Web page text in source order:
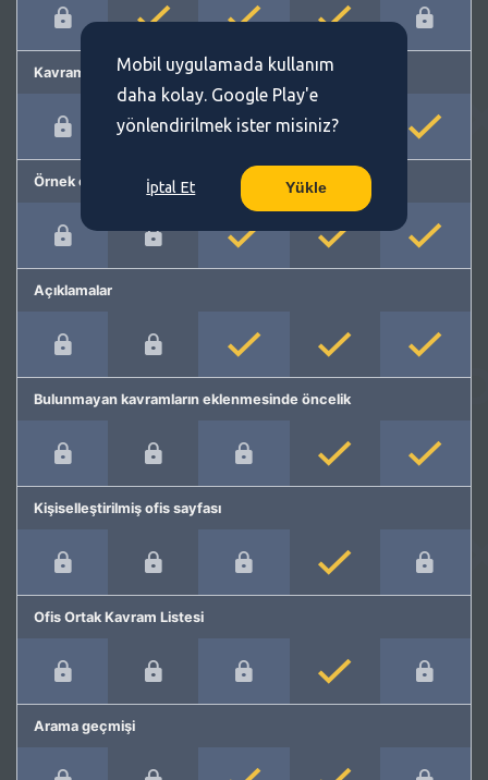
Kavram önerme
Örnek cümleler
Açıklamalar
Bulunmayan kavramların eklenmesinde öncelik
Kişiselleştirilmiş ofis sayfası
Ofis Ortak Kavram Listesi
Arama geçmişi
Mobil uygulamada kullanım
daha kolay. Google Play'e
yönlendirilmek ister misiniz?
İptal Et Yükle